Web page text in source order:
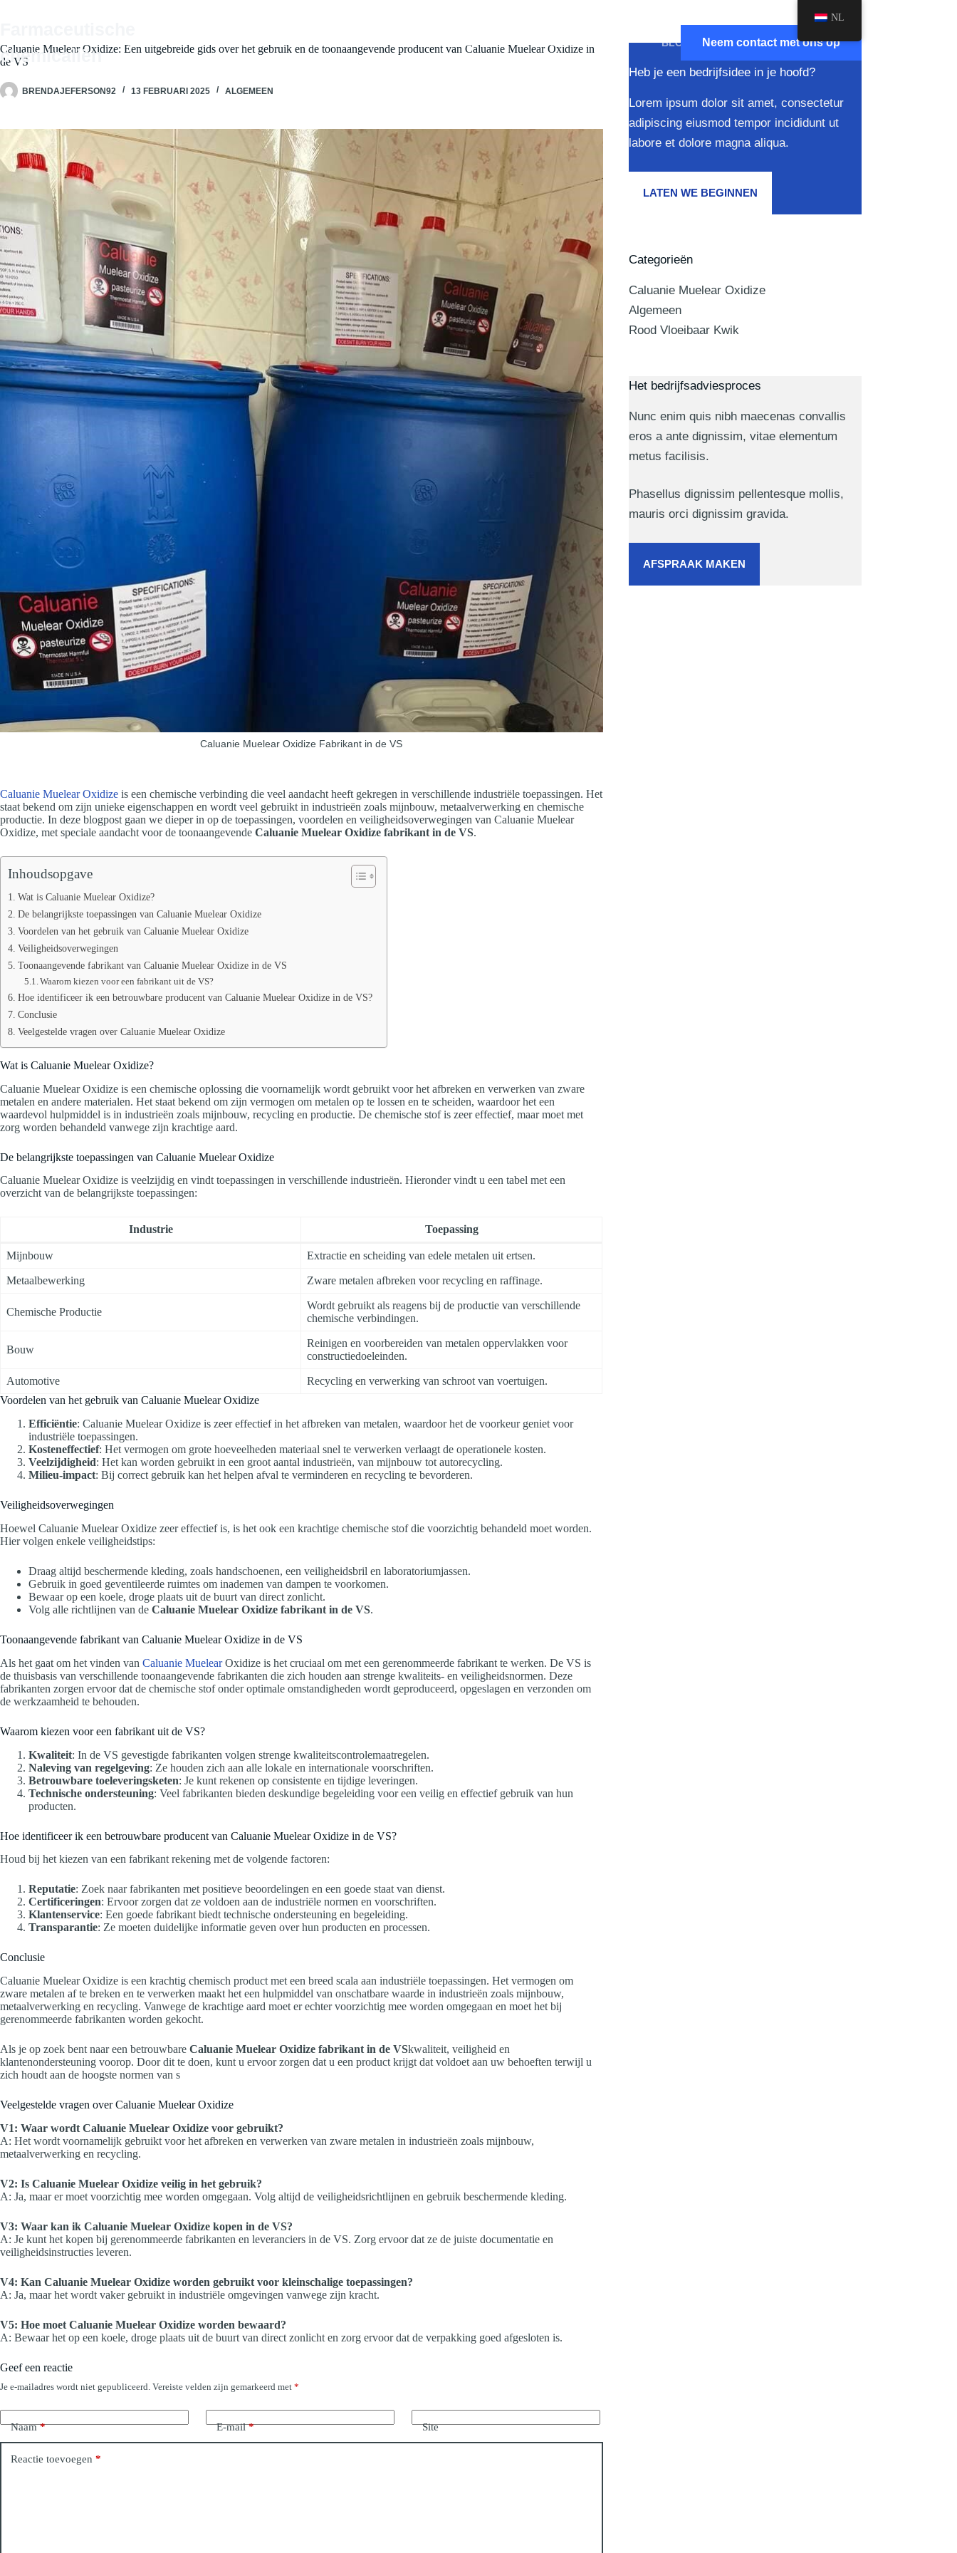
inhoud
chemicaliën
HOME WINKEL OP ONZE PRODUCTEN OVER HOE BESTELLEN BLOG Winkelwagen
$0.00
Neem contact met ons op
Caluanie Muelear Oxidize: Een uitgebreide gids over het gebruik en de toonaangevende producent van Caluanie Muelear Oxidize in
de VS
BRENDAJEFERSON92 13 FEBRUARI 2025 ALGEMEEN
Caluanie Muelear Oxidize Fabrikant in de VS
Caluanie Muelear Oxidize is een chemische verbinding die veel aandacht heeft gekregen in verschillende industriële toepassingen. Het
staat bekend om zijn unieke eigenschappen en wordt veel gebruikt in industrieën zoals mijnbouw, metaalverwerking en chemische
productie. In deze blogpost gaan we dieper in op de toepassingen, voordelen en veiligheidsoverwegingen van Caluanie Muelear
Oxidize, met speciale aandacht voor de toonaangevende Caluanie Muelear Oxidize fabrikant in de VS.
Inhoudsopgave
Wat is Caluanie Muelear Oxidize?
De belangrijkste toepassingen van Caluanie Muelear Oxidize
Voordelen van het gebruik van Caluanie Muelear Oxidize
Veiligheidsoverwegingen
Toonaangevende fabrikant van Caluanie Muelear Oxidize in de VS
Waarom kiezen voor een fabrikant uit de VS?
Hoe identificeer ik een betrouwbare producent van Caluanie Muelear Oxidize in de VS?
Conclusie
Veelgestelde vragen over Caluanie Muelear Oxidize
Wat is Caluanie Muelear Oxidize?
Caluanie Muelear Oxidize is een chemische oplossing die voornamelijk wordt gebruikt voor het afbreken en verwerken van zware
metalen en andere materialen. Het staat bekend om zijn vermogen om metalen op te lossen en te scheiden, waardoor het een
waardevol hulpmiddel is in industrieën zoals mijnbouw, recycling en productie. De chemische stof is zeer effectief, maar moet met
zorg worden behandeld vanwege zijn krachtige aard.
De belangrijkste toepassingen van Caluanie Muelear Oxidize
Caluanie Muelear Oxidize is veelzijdig en vindt toepassingen in verschillende industrieën. Hieronder vindt u een tabel met een
overzicht van de belangrijkste toepassingen:
Industrie Toepassing
Mijnbouw Extractie en scheiding van edele metalen uit ertsen.
Metaalbewerking Zware metalen afbreken voor recycling en raffinage.
Chemische Productie
Wordt gebruikt als reagens bij de productie van verschillende
chemische verbindingen.
Bouw
Reinigen en voorbereiden van metalen oppervlakken voor
constructiedoeleinden.
Automotive
Recycling en verwerking van schroot van voertuigen.
Voordelen van het gebruik van Caluanie Muelear Oxidize
Efficiëntie: Caluanie Muelear Oxidize is zeer effectief in het afbreken van metalen, waardoor het de voorkeur geniet voor
industriële toepassingen.
Kosteneffectief: Het vermogen om grote hoeveelheden materiaal snel te verwerken verlaagt de operationele kosten.
Veelzijdigheid: Het kan worden gebruikt in een groot aantal industrieën, van mijnbouw tot autorecycling.
Milieu-impact: Bij correct gebruik kan het helpen afval te verminderen en recycling te bevorderen.
Veiligheidsoverwegingen
Hoewel Caluanie Muelear Oxidize zeer effectief is, is het ook een krachtige chemische stof die voorzichtig behandeld moet worden.
Hier volgen enkele veiligheidstips:
Draag altijd beschermende kleding, zoals handschoenen, een veiligheidsbril en laboratoriumjassen.
Gebruik in goed geventileerde ruimtes om inademen van dampen te voorkomen.
Bewaar op een koele, droge plaats uit de buurt van direct zonlicht.
Volg alle richtlijnen van de Caluanie Muelear Oxidize fabrikant in de VS.
Toonaangevende fabrikant van Caluanie Muelear Oxidize in de VS
Als het gaat om het vinden van Caluanie MuelearOxidize is het cruciaal om met een gerenommeerde fabrikant te werken. De VS is
de thuisbasis van verschillende toonaangevende fabrikanten die zich houden aan strenge kwaliteits- en veiligheidsnormen. Deze
fabrikanten zorgen ervoor dat de chemische stof onder optimale omstandigheden wordt geproduceerd, opgeslagen en verzonden om
de werkzaamheid te behouden.
Waarom kiezen voor een fabrikant uit de VS?
Kwaliteit: In de VS gevestigde fabrikanten volgen strenge kwaliteitscontrolemaatregelen.
Naleving van regelgeving: Ze houden zich aan alle lokale en internationale voorschriften.
Betrouwbare toeleveringsketen: Je kunt rekenen op consistente en tijdige leveringen.
Technische ondersteuning: Veel fabrikanten bieden deskundige begeleiding voor een veilig en effectief gebruik van hun
producten.
Hoe identificeer ik een betrouwbare producent van Caluanie Muelear Oxidize in de VS?
Houd bij het kiezen van een fabrikant rekening met de volgende factoren:
Reputatie: Zoek naar fabrikanten met positieve beoordelingen en een goede staat van dienst.
Certificeringen: Ervoor zorgen dat ze voldoen aan de industriële normen en voorschriften.
Klantenservice: Een goede fabrikant biedt technische ondersteuning en begeleiding.
Transparantie: Ze moeten duidelijke informatie geven over hun producten en processen.
Conclusie
Caluanie Muelear Oxidize is een krachtig chemisch product met een breed scala aan industriële toepassingen. Het vermogen om
zware metalen af te breken en te verwerken maakt het een hulpmiddel van onschatbare waarde in industrieën zoals mijnbouw,
metaalverwerking en recycling. Vanwege de krachtige aard moet er echter voorzichtig mee worden omgegaan en moet het bij
gerenommeerde fabrikanten worden gekocht.
Als je op zoek bent naar een betrouwbare Caluanie Muelear Oxidize fabrikant in de VSkwaliteit, veiligheid en
klantenondersteuning voorop. Door dit te doen, kunt u ervoor zorgen dat u een product krijgt dat voldoet aan uw behoeften terwijl u
zich houdt aan de hoogste normen van s
Veelgestelde vragen over Caluanie Muelear Oxidize
V1: Waar wordt Caluanie Muelear Oxidize voor gebruikt?
A: Het wordt voornamelijk gebruikt voor het afbreken en verwerken van zware metalen in industrieën zoals mijnbouw,
metaalverwerking en recycling.
V2: Is Caluanie Muelear Oxidize veilig in het gebruik?
A: Ja, maar er moet voorzichtig mee worden omgegaan. Volg altijd de veiligheidsrichtlijnen en gebruik beschermende kleding.
V3: Waar kan ik Caluanie Muelear Oxidize kopen in de VS?
A: Je kunt het kopen bij gerenommeerde fabrikanten en leveranciers in de VS. Zorg ervoor dat ze de juiste documentatie en
veiligheidsinstructies leveren.
V4: Kan Caluanie Muelear Oxidize worden gebruikt voor kleinschalige toepassingen?
A: Ja, maar het wordt vaker gebruikt in industriële omgevingen vanwege zijn kracht.
V5: Hoe moet Caluanie Muelear Oxidize worden bewaard?
A: Bewaar het op een koele, droge plaats uit de buurt van direct zonlicht en zorg ervoor dat de verpakking goed afgesloten is.
Geef een reactie
Je e-mailadres wordt niet gepubliceerd. Vereiste velden zijn gemarkeerd met *
Naam* E-mail* Site
Reactie toevoegen *
Heb je een bedrijfsidee in je hoofd?
Lorem ipsum dolor sit amet, consectetur
adipiscing eiusmod tempor incididunt ut
labore et dolore magna aliqua.
LATEN WE BEGINNEN
Categorieën
Caluanie Muelear Oxidize
Algemeen
Rood Vloeibaar Kwik
Het bedrijfsadviesproces
Nunc enim quis nibh maecenas convallis
eros a ante dignissim, vitae elementum
metus facilisis.
Phasellus dignissim pellentesque mollis,
mauris orci dignissim gravida.
AFSPRAAK MAKEN
NL